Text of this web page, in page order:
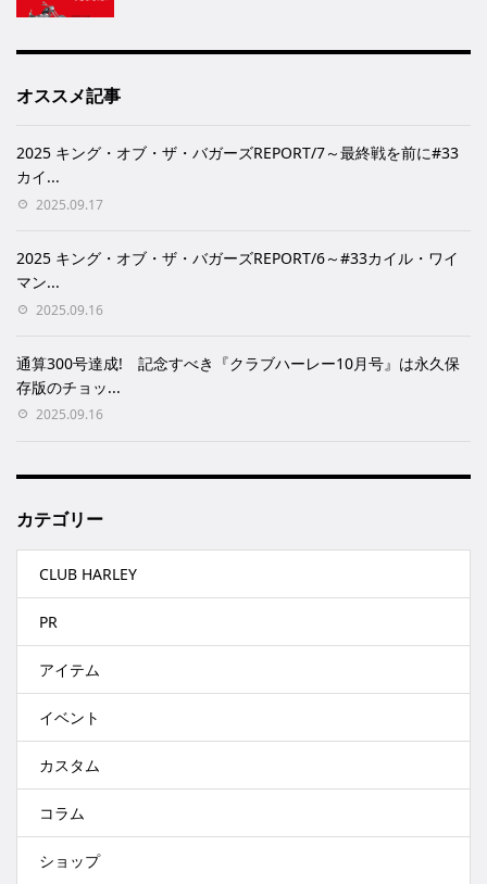
オススメ記事
2025 キング・オブ・ザ・バガーズREPORT/7～最終戦を前に#33
カイ...
2025.09.17
2025 キング・オブ・ザ・バガーズREPORT/6～#33カイル・ワイ
マン...
2025.09.16
通算300号達成! 記念すべき『クラブハーレー10月号』は永久保
存版のチョッ...
2025.09.16
カテゴリー
CLUB HARLEY
PR
アイテム
イベント
カスタム
コラム
ショップ